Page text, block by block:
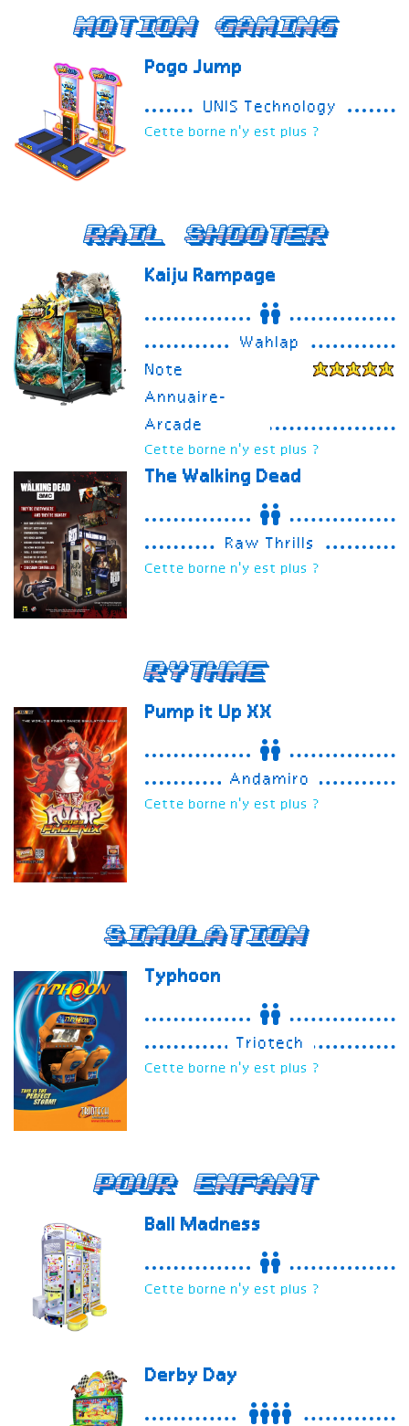
Motion gaming
Pogo Jump
UNIS Technology
Cette borne n'y est plus ?
Rail Shooter
Kaiju Rampage
Wahlap
Note
Annuaire-
Arcade
Cette borne n'y est plus ?
The Walking Dead
Raw Thrills
Cette borne n'y est plus ?
Rythme
Pump it UpXX
Andamiro
Cette borne n'y est plus ?
Simulation
Typhoon
Triotech
Cette borne n'y est plus ?
Pour enfant
Ball Madness
Cette borne n'y est plus ?
Derby Day